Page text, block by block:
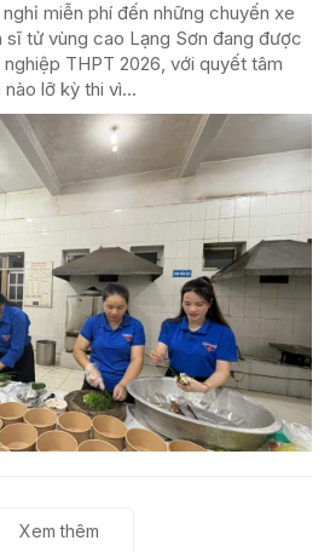
miễn phí đến những chuyến xe
sĩ tử vùng cao Lạng Sơn đang được
THPT 2026, với quyết tâm
lỡ kỳ thi vì...
Xem thêm